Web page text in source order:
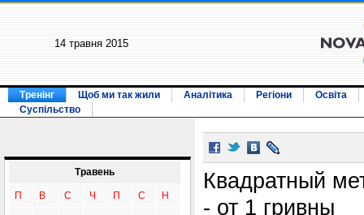
14 травня 2015
Тренінг Щоб ми так жили Аналітика Регіони
Освіта
Суспільство
Травень
П В С Ч П С Н
Квадратный
- от 1 гривны